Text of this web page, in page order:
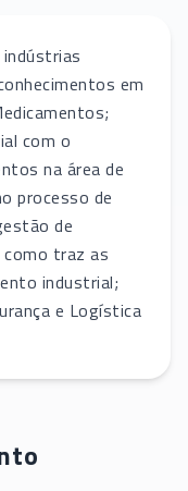
em
com o
na área de
processo de
de
traz as
industrial;
e Logística